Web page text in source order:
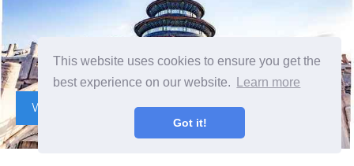
This website uses cookies to ensure you get the
best experience on our website.
Learn more
Got it!
Was war die Qing-Dynastie?